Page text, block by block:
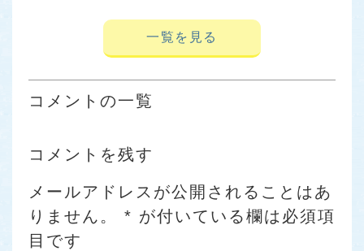
一覧を見る
コメントの一覧
コメントを残す
メールアドレスが公開されることはあ
りません。
* が付いている欄は必須項
目です